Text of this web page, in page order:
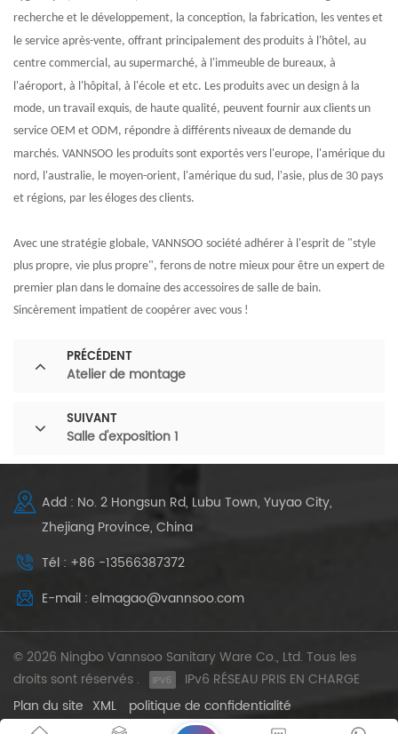
recherche et le développement, la conception, la fabrication, les ventes et
le service après-vente, offrant principalement des produits à l'hôtel, au
centre commercial, au supermarché, à l'immeuble de bureaux, à
l'aéroport, à l'hôpital, à l'école et etc. Les produits avec un design à la
mode, un travail exquis, de haute qualité, peuvent fournir aux clients un
service OEM et ODM, répondre à différents niveaux de demande du
marchés. VANNSOO les produits sont exportés vers l'europe, l'amérique du
nord, l'australie, le moyen-orient, l'amérique du sud, l'asie, plus de 30 pays
et régions, par les éloges des clients.
Avec une stratégie globale, VANNSOO société adhérer à l'esprit de "style
plus propre, vie plus propre", ferons de notre mieux pour être un expert de
premier plan dans le domaine des accessoires de salle de bain.
Sincèrement impatient de coopérer avec vous !
PRÉCÉDENT
Atelier de montage
SUIVANT
Salle d'exposition 1
Add : No. 2 Hongsun Rd, Lubu Town, Yuyao City,
Zhejiang Province, China
Tél : +86 -13566387372
E-mail : elmagao@vannsoo.com
© 2026 Ningbo Vannsoo Sanitary Ware Co., Ltd. Tous les
droits sont réservés .
IPv6 RÉSEAU PRIS EN CHARGE
Plan du site XML politique de confidentialité